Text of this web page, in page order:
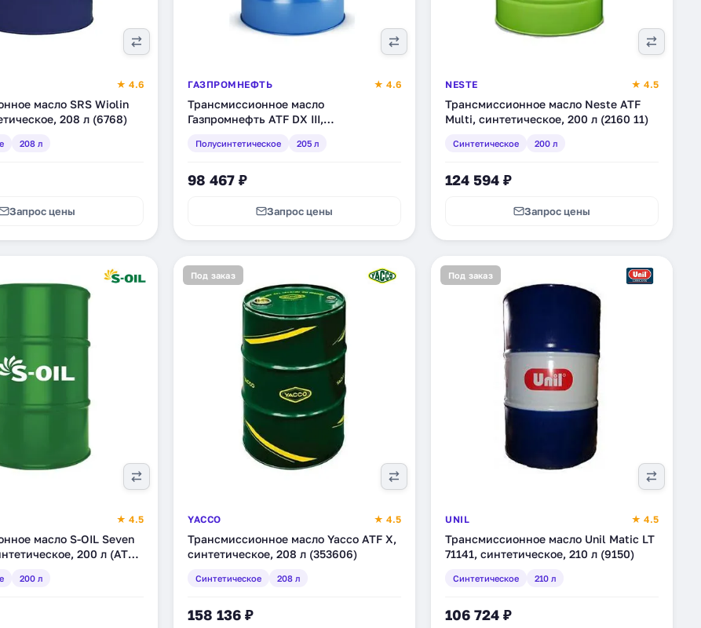
★ 4.6
масло SRS Wiolin
208 л (6768)
208 л
Запрос цены
ГАЗПРОМНЕФТЬ ★ 4.6
Трансмиссионное масло
Газпромнефть ATF DX III,
Полусинтетическое 205 л
98 467 ₽
Запрос цены
NESTE ★ 4.5
Трансмиссионное масло Neste ATF
Multi, синтетическое, 200 л (2160 11)
Синтетическое 200 л
124 594 ₽
Запрос цены
★ 4.5
масло S-OIL Seven
200 л (ATF-
200 л
Под заказ
YACCO ★ 4.5
Трансмиссионное масло Yacco ATF X,
синтетическое, 208 л (353606)
Синтетическое 208 л
158 136 ₽
Под заказ
UNIL ★ 4.5
Трансмиссионное масло Unil Matic LT
71141, синтетическое, 210 л (9150)
Синтетическое 210 л
106 724 ₽